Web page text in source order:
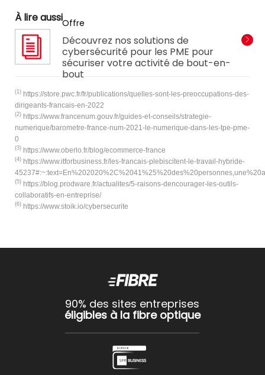
À lire aussiOffre
Découvrez nos solutions de
cybersécurité pour les PME pour
sécuriser votre activité de bout-en-
bout
(1) https://store.pwc.fr/fr/publications/quelles-sont-les-preoccupations-des-
dirigeants-francais-en-2022
(2) https://www.francenum.gouv.fr/guides-et-conseils/strategie-
numerique/barometre-france-num-2021-le-numerique-dans-les-tpe-pme-
0
(3) https://www.oberlo.fr/blog/ecommerce-france
(4) https://www.itforbusiness.fr/les-francais-plebiscitent-le-travail-hybride-
(5) https://blog.prodware.fr/actualites/5-raisons-dencourager-les-outils-
collaboratifs-en-entreprise/
(6) https://www.stoik.io/cybersecurite
90% des sites entreprises
éligibles à la fibre optique